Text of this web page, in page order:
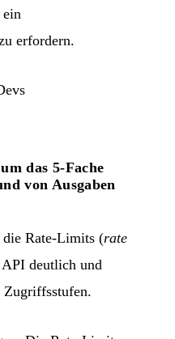
ein
erfordern.
das 5-Fache
von Ausgaben
Rate-Limits (rate
deutlich und
Zugriffsstufen.